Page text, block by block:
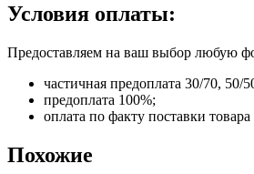
Условия оплаты:
Предоставляем на ваш выбор любую
частичная предоплата 30/70, 50/
предоплата 100%;
оплата по факту поставки
Похожие